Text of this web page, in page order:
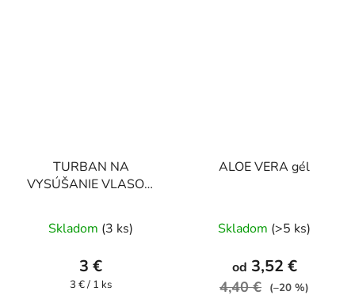
TURBAN NA
VYSÚŠANIE VLASOV,
Skladom (3 ks)
3 €
Jednotková
3 € / 1 ks
ALOE VERA gél
hodnotenie
produktu
je
Skladom (>5 ks)
od 3,52 €
4,40 €
(–20 %)